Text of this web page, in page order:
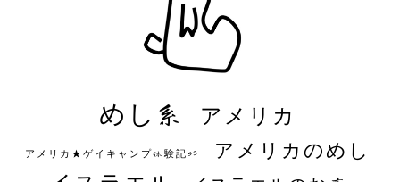
めし系 アメリカ
アメリカ★ゲイキャンプ体験記S3 アメリカのめし